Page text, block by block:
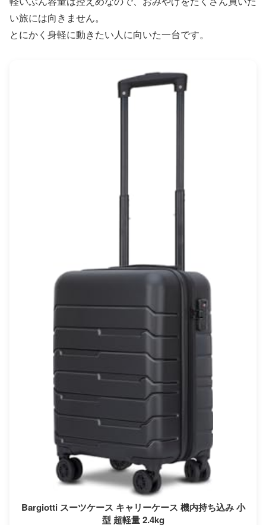
い旅には向きません。
とにかく身軽に動きたい人に向いた一台です。
Bargiotti スーツケース キャリーケース 機内持ち込み 小
型 超軽量 2.4kg